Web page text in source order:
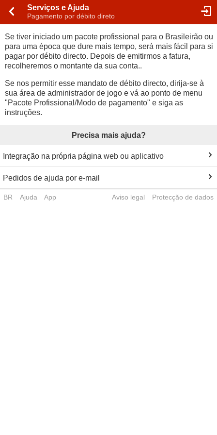
Serviços e Ajuda
Pagamento por débito direto
Se tiver iniciado um pacote profissional para o Brasileirão ou
para uma época que dure mais tempo, será mais fácil para si
pagar por débito directo. Depois de emitirmos a fatura,
recolheremos o montante da sua conta..
Se nos permitir esse mandato de débito directo, dirija-se à
sua área de administrador de jogo e vá ao ponto de menu
"Pacote Profissional/Modo de pagamento" e siga as
instruções.
Precisa mais ajuda?
Integração na própria página web ou aplicativo
Pedidos de ajuda por e-mail
BR Ajuda App Aviso legal Protecção de dados